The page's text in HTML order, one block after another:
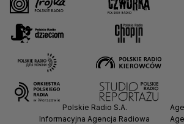
Polskie Radio S.A.
Informacyjna Agencja Radiowa